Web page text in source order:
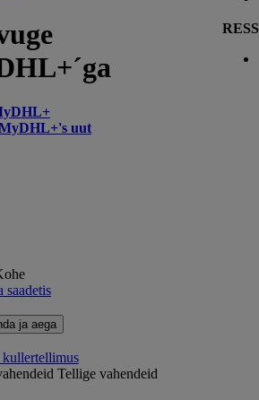
uut
saadetis
ja aega
kullertellimus
Tellige vahendeid